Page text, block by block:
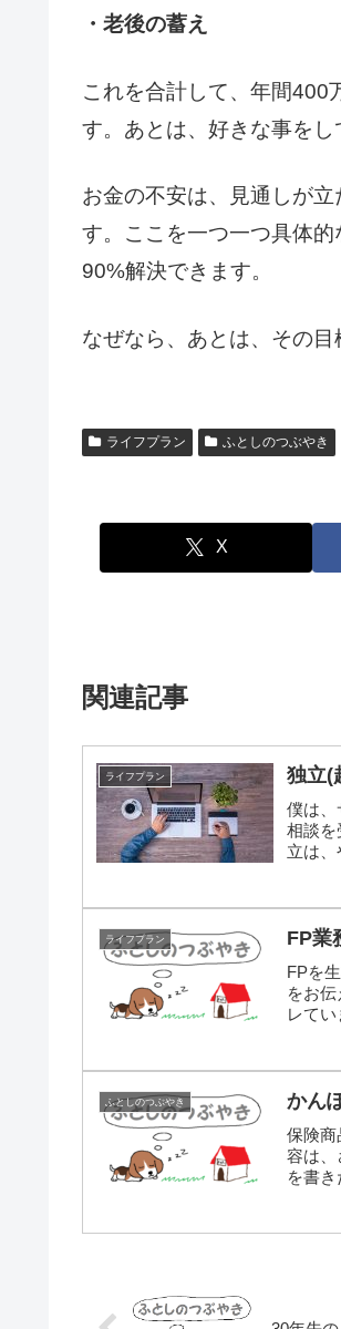
・老後の蓄え
これを合計して、年間400
す。あとは、好きな事をし
お金の不安は、見通しが
す。ここを一つ一つ具体
90%解決できます。
なぜなら、あとは、その
ライフプラン ふとしのつぶやき
X
関連記事
ライフプラン 独立(
僕は、
相談を
立は
ライフプラン FP業
FPを
をお
レて
ふとしのつぶやき かん
保険商
容は、
を書